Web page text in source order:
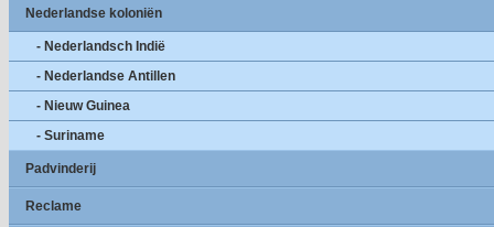
Nederlandse koloniën
- Nederlandsch Indië
- Nederlandse Antillen
- Nieuw Guinea
- Suriname
Padvinderij
Reclame